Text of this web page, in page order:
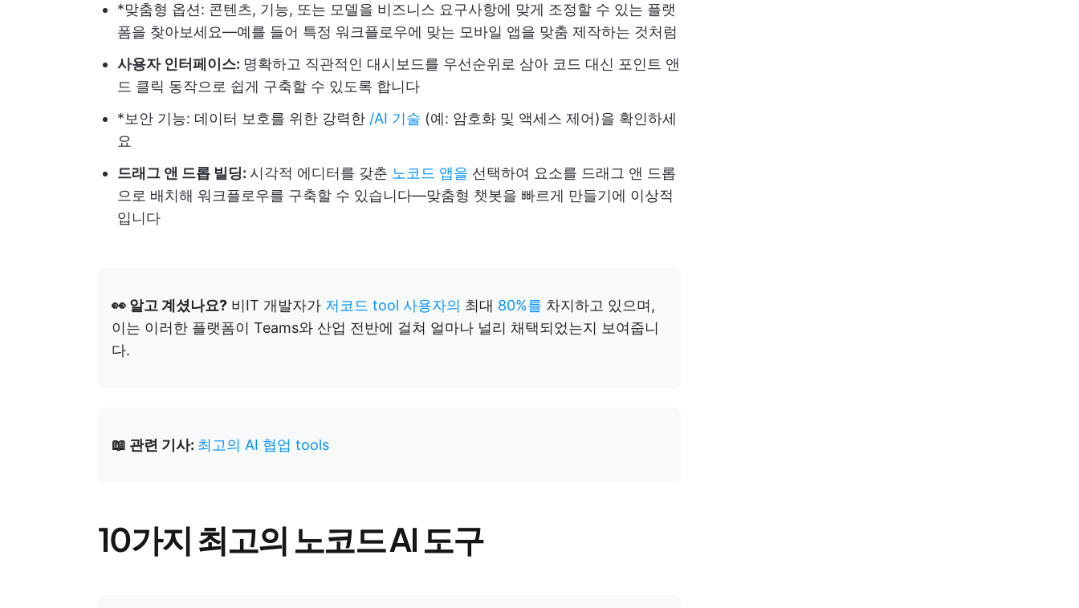
*맞춤형 옵션: 콘텐츠, 기능, 또는 모델을 비즈니스 요구사항에 맞게 조정할 수 있는 플랫
폼을 찾아보세요—예를 들어 특정 워크플로우에 맞는 모바일 앱을 맞춤 제작하는 것처럼
사용자 인터페이스: 명확하고 직관적인 대시보드를 우선순위로 삼아 코드 대신 포인트 앤
드 클릭 동작으로 쉽게 구축할 수 있도록 합니다
*보안 기능: 데이터 보호를 위한 강력한 /AI 기술 (예: 암호화 및 액세스 제어)을 확인하세
요
드래그 앤 드롭 빌딩: 시각적 에디터를 갖춘 노코드 앱을 선택하여 요소를 드래그 앤 드롭
으로 배치해 워크플로우를 구축할 수 있습니다—맞춤형 챗봇을 빠르게 만들기에 이상적
입니다
👀 알고 계셨나요? 비IT 개발자가 저코드 tool 사용자의 최대 80%를 차지하고 있으며,
이는 이러한 플랫폼이 Teams와 산업 전반에 걸쳐 얼마나 널리 채택되었는지 보여줍니
다.
📖 관련 기사: 최고의 AI 협업 tools
10가지 최고의 노코드 AI 도구